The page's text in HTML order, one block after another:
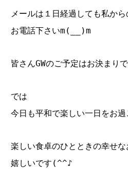
メールは１日経過しても私か
お電話下さいm(__)m
皆さんGWのご予定はお決まり
では
今日も平和で楽しい一日をお
楽しい食卓のひとときの幸せ
嬉しいです(^^♪